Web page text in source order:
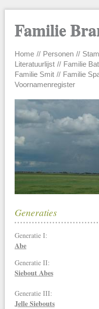
Familie
Main menu
Home Personen
Literatuurlijst
Familie
Familie Smit
Familie
Voornamenregister
Generaties
Generatie I:
Abe
Generatie II:
Siebout Abes
Generatie III:
Jelle Siebouts